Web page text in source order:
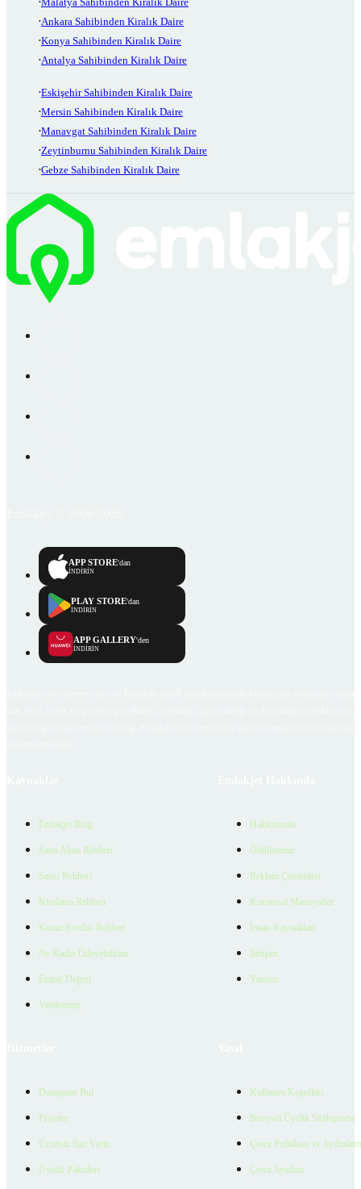
Ankara Sahibinden Kiralık Daire
Konya Sahibinden Kiralık Daire
Antalya Sahibinden Kiralık Daire
Eskişehir Sahibinden Kiralık Daire
Mersin Sahibinden Kiralık Daire
Manavgat Sahibinden Kiralık Daire
Zeytinburnu Sahibinden Kiralık Daire
Gebze Sahibinden Kiralık Daire
APP STORE'dan
İNDİRİN
PLAY STORE'dan
İNDİRİN
APP GALLERY'den
İNDİRİN
Emlakjet Blog
Satın Alma Rehberi
Satıcı Rehberi
Kiralama Rehberi
Konut Kredisi Rehberi
Ne Kadar Ödeyebilirim
Emlak Değeri
Verilerimiz
Hakkımızda
Ödüllerimiz
Reklam Çözümleri
Kurumsal Materyaller
İnsan Kaynakları
İletişim
Yardım
Danışman Bul
Projeler
Ücretsiz İlan Verin
Üyelik Paketleri
Kullanım Koşulları
Bireysel Üyelik Sözleşmesi
Çerez Politikası ve
Çerez Ayarları